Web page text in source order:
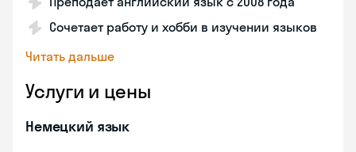
Сочетает работу и хобби в изучении языков
Читать дальше
Услуги и цены
Немецкий язык